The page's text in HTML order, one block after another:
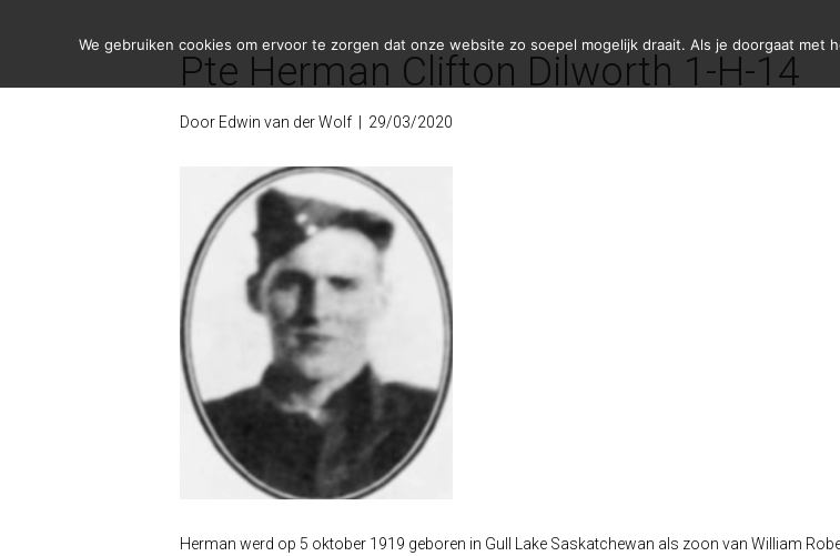
Pte Herman Clifton Dilworth 1-H-14
Door Edwin van der Wolf 29/03/2020
Herman werd op 5 oktober 1919 geboren in Gull Lake Saskatchewan als zoon van William
We gebruiken cookies om ervoor te zorgen dat onze website zo soepel mogelijk draait. Als je doorgaat